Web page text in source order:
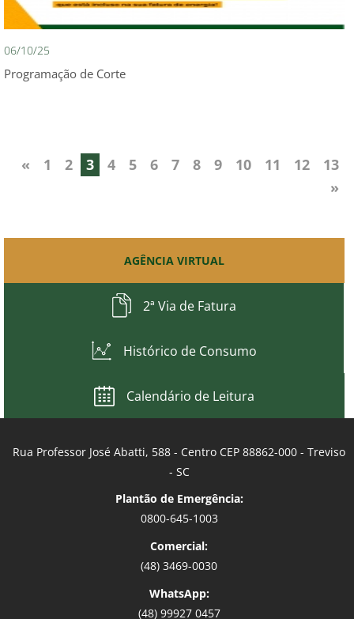
06/10/25
Programação de Corte
« 1 2 3 4 5 6 7 8 9 10 11 12
13
»
AGÊNCIA VIRTUAL
2ª Via de Fatura
Histórico de Consumo
Calendário de Leitura
Rua Professor José Abatti, 588 - Centro CEP 88862-000 - Treviso
- SC
Plantão de Emergência:
0800-645-1003
Comercial:
(48) 3469-0030
WhatsApp:
(48) 99927 0457